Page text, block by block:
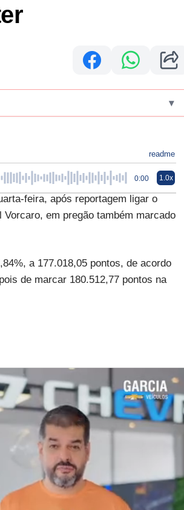
▾
readme
0:00 1.0x
feira, após reportagem ligar o
em pregão também marcado
a 177.018,05 pontos, de acordo
de marcar 180.512,77 pontos na